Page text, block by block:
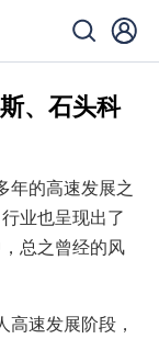
、石头科
年的高速发展之
业也呈现出了
总之曾经的风
速发展阶段，